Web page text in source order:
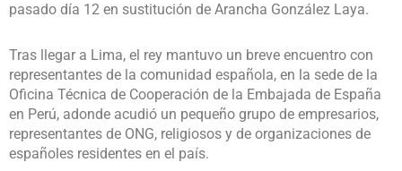
pasado día 12 en sustitución de Arancha González Laya.
Tras llegar a Lima, el rey mantuvo un breve encuentro con
representantes de la comunidad española, en la sede de la
Oficina Técnica de Cooperación de la Embajada de España
en Perú, adonde acudió un pequeño grupo de empresarios,
representantes de ONG, religiosos y de organizaciones de
españoles residentes en el país.